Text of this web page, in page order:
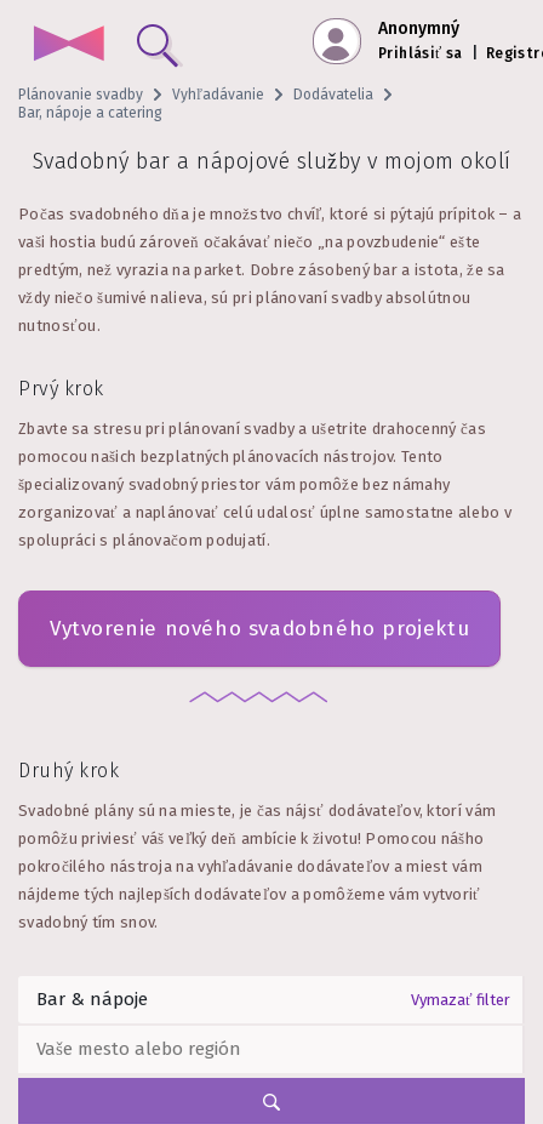
Anonymný
Prihlásiť sa
Plánovanie svadby Vyhľadávanie
Dodávatelia
Bar, nápoje a catering
Svadobný bar a nápojové služby v mojom okolí
Počas svadobného dňa je množstvo chvíľ, ktoré si pýtajú prípitok – a
vaši hostia budú zároveň očakávať niečo „na povzbudenie“ ešte
predtým, než vyrazia na parket. Dobre zásobený bar a istota, že sa
vždy niečo šumivé nalieva, sú pri plánovaní svadby absolútnou
nutnosťou.
Prvý krok
Zbavte sa stresu pri plánovaní svadby a ušetrite drahocenný čas
pomocou našich bezplatných plánovacích nástrojov. Tento
špecializovaný svadobný priestor vám pomôže bez námahy
zorganizovať a naplánovať celú udalosť úplne samostatne alebo v
spolupráci s plánovačom podujatí.
Vytvorenie nového svadobného projektu
Druhý krok
Svadobné plány sú na mieste, je čas nájsť dodávateľov, ktorí vám
pomôžu priviesť váš veľký deň ambície k životu! Pomocou nášho
pokročilého nástroja na vyhľadávanie dodávateľov a miest vám
nájdeme tých najlepších dodávateľov a pomôžeme vám vytvoriť
svadobný tím snov.
Vymazať filter